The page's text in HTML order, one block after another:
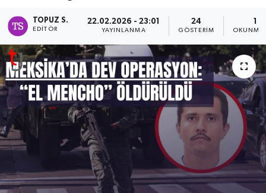
TOPUZ S.
EDITÖR
22.02.2026 - 23:01
YAYINLANMA
24
GÖSTERIM OKUNMA